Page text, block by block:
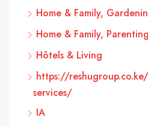
Home & Family,
Home & Family, Parenting
Hôtels & Living
https://
services/
IA